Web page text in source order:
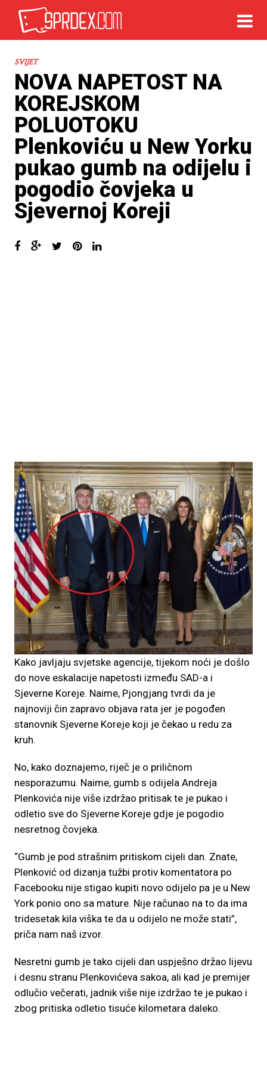
SVIJET
NOVA NAPETOST NA
KOREJSKOM
POLUOTOKU
Plenkoviću u New Yorku
pukao gumb na odijelu i
pogodio čovjeka u
Sjevernoj Koreji
Kako javljaju svjetske agencije, tijekom noći je došlo
do nove eskalacije napetosti između SAD-a i
Sjeverne Koreje. Naime, Pjongjang tvrdi da je
najnoviji čin zapravo objava rata jer je pogođen
stanovnik Sjeverne Koreje koji je čekao u redu za
kruh.
No, kako doznajemo, riječ je o priličnom
nesporazumu. Naime, gumb s odijela Andreja
Plenkovića nije više izdržao pritisak te je pukao i
odletio sve do Sjeverne Koreje gdje je pogodio
nesretnog čovjeka.
“Gumb je pod strašnim pritiskom cijeli dan. Znate,
Plenković od dizanja tužbi protiv komentatora po
Facebooku nije stigao kupiti novo odijelo pa je u New
York ponio ono sa mature. Nije računao na to da ima
tridesetak kila viška te da u odijelo ne može stati”,
priča nam naš izvor.
Nesretni gumb je tako cijeli dan uspješno držao lijevu
i desnu stranu Plenkovićeva sakoa, ali kad je premijer
odlučio večerati, jadnik više nije izdržao te je pukao i
zbog pritiska odletio tisuće kilometara daleko.